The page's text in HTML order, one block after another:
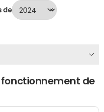
de
fonctionnement de